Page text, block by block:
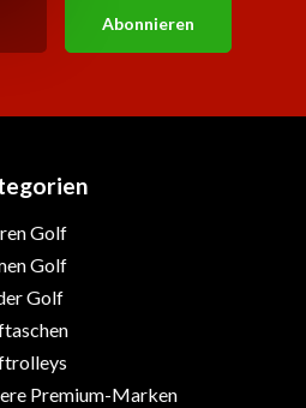
Abonnieren
Golf
Golf
Golf
Premium-Marken